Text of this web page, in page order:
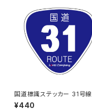
国道標識ステッカー 31号線
¥440